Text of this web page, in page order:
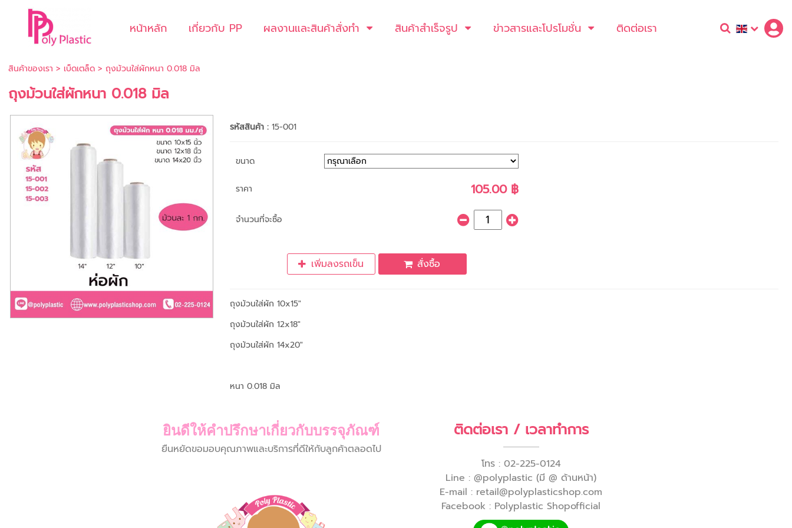
หน้าหลัก เกี่ยวกับ PP ผลงานและสินค้าสั่งทำ สินค้าสำเร็จรูป ข่าวสารและโปรโมชั่น ติดต่อเรา
สินค้าของเรา > เบ็ดเตล็ด> ถุงม้วนใส่ผักหนา 0.018 มิล
ถุงม้วนใส่ผักหนา 0.018 มิล
รหัสสินค้า : 15-001
ขนาด
ราคา 105.00 ฿
จำนวนที่จะซื้อ
เพิ่มลงรถเข็น สั่งซื้อ
ถุงม้วนใส่ผัก 10x15"
ถุงม้วนใส่ผัก 12x18"
ถุงม้วนใส่ผัก 14x20"
หนา 0.018 มิล
ยินดีให้คำปรึกษาเกี่ยวกับบรรจุภัณฑ์
ยืนหยัดขอมอบคุณภาพและบริการที่ดีให้กับลูกค้าตลอดไป
ติดต่อเรา / เวลาทำการ
โทร : 02-225-0124
Line : @polyplastic (มี @ ด้านหน้า)
E-mail : retail@polyplasticshop.com
Facebook : Polyplastic Shopofficial